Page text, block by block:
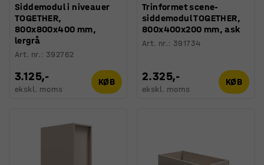
Siddemodul i niveauer
TOGETHER,
800x800x400 mm,
lergrå
Art. nr.: 392762
3.125,-
ekskl. moms
KØB
Trinformet scene-
siddemodul TOGETHER,
800x400x200 mm, ask
Art. nr.: 391734
2.325,-
ekskl. moms
KØB